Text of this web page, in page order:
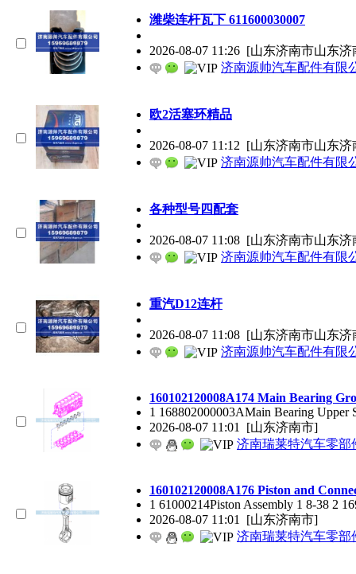
潍柴连杆瓦下 611600030007
2026-08-07 11:26 [山东济南市山东
济南源帅汽车配件有限
欧2活塞环精品
2026-08-07 11:12 [山东济南市山东
济南源帅汽车配件有限
各种型号四配套
2026-08-07 11:08 [山东济南市山东
济南源帅汽车配件有限
重汽D12连杆
2026-08-07 11:08 [山东济南市山东
济南源帅汽车配件有限
160102120008A174 Main Bearing
1 168802000003AMain Bearing Upper
2026-08-07 11:01 [山东济南市]
济南瑞莱特汽车零部
160102120008A176 Piston and
1 61000214Piston Assembly 1 8-38 2
2026-08-07 11:01 [山东济南市]
济南瑞莱特汽车零部